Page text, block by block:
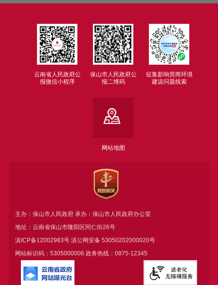
云南省人民政府公
报微信小程序
保山市人民政府公
报二维码
征集影响营商环境
建设问题线索
网站地图
主办：保山市人民政府 承办：保山市人民政府办公室
地址：云南省保山市隆阳区同仁街26号
滇ICP备12002983号滇公网安备 53050202000020号
网站标识码：5305000006 政务热线：0875-12345